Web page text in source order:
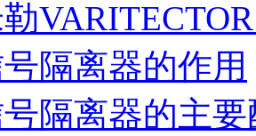
隔离器的作用
隔离器的主